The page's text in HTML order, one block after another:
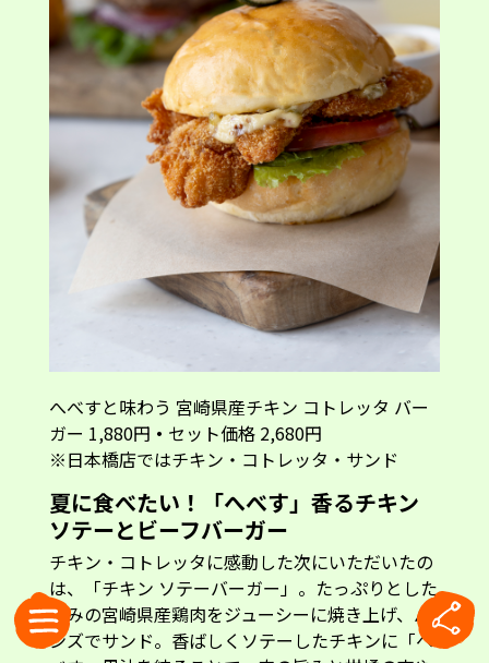
へべすと味わう 宮崎県産チキン コトレッタ バー
ガー 1,880円 ・ セット価格 2,680円
※日本橋店ではチキン・コトレッタ・サンド
夏に食べたい！「へべす」香るチキン
ソテーとビーフバーガー
チキン・コトレッタに感動した次にいただいたの
は、「チキン ソテーバーガー」。たっぷりとした
厚みの宮崎県産鶏肉をジューシーに焼き上げ、バ
ンズでサンド。香ばしくソテーしたチキンに「へ